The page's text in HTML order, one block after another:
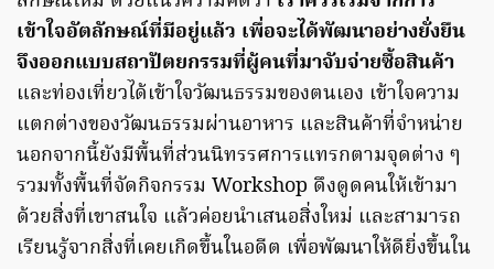
เข้าใจอัตลักษณ์ที่มีอยู่แล้ว เพื่อจะได้พัฒนาอย่างยั่งยืน
จึงออกแบบสถาปัตยกรรมที่ผู้คนที่มาจับจ่ายซื้อสินค้า
และท่องเที่ยวได้เข้าใจวัฒนธรรมของตนเอง เข้าใจความ
แตกต่างของวัฒนธรรมผ่านอาหาร และสินค้าที่จำหน่าย
นอกจากนี้ยังมีพื้นที่ส่วนนิทรรศการแทรกตามจุดต่าง ๆ
รวมทั้งพื้นที่จัดกิจกรรม Workshop ดึงดูดคนให้เข้ามา
ด้วยสิ่งที่เขาสนใจ แล้วค่อยนำเสนอสิ่งใหม่ และสามารถ
เรียนรู้จากสิ่งที่เคยเกิดขึ้นในอดีต เพื่อพัฒนาให้ดียิ่งขึ้นใน